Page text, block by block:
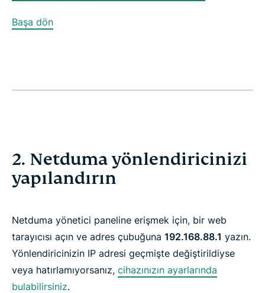
Başa dön
2. Netduma yönlendiricinizi
yapılandırın
Netduma yönetici paneline erişmek için, bir web
tarayıcısı açın ve adres çubuğuna 192.168.88.1 yazın.
Yönlendiricinizin IP adresi geçmişte değiştirildiyse
veya hatırlamıyorsanız, cihazınızın ayarlarında
bulabilirsiniz.